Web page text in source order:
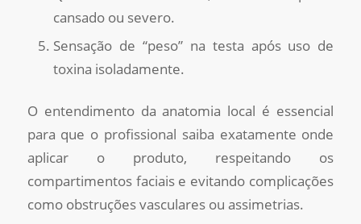
cansado ou severo.
Sensação de “peso” na testa após uso de
toxina isoladamente.
O entendimento da anatomia local é essencial
para que o profissional saiba exatamente onde
aplicar o produto, respeitando os
compartimentos faciais e evitando complicações
como obstruções vasculares ou assimetrias.